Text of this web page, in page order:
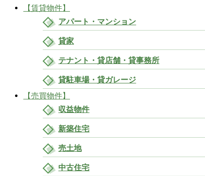
【賃貸物件】
アパート・マンション
貸家
テナント・貸店舗・貸事務所
貸駐車場・貸ガレージ
【売買物件】
収益物件
新築住宅
売土地
中古住宅